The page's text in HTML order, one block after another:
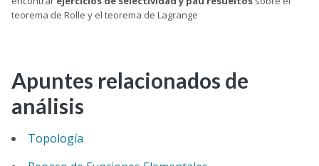
teorema de Rolle y el teorema de Lagrange
Apuntes relacionados de
análisis
Topología